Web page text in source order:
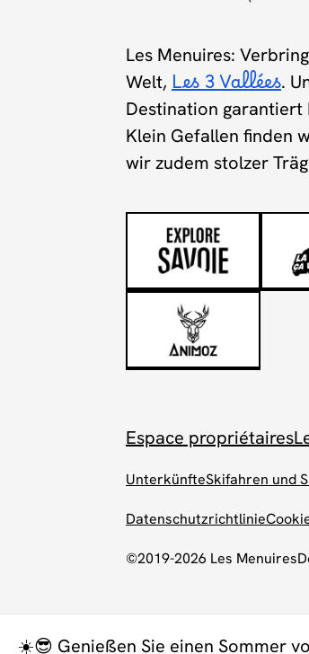
Les Menuires:
Welt, Les 3 Vallées.
Destination garantiert
Klein Gefallen finden
wir zudem stolzer
Espace propriétaires
UnterkünfteSkifahren und
Datenschutzrichtlinie
©2019-2026 Les Menuires
☀️😎 Genießen Sie einen Sommer